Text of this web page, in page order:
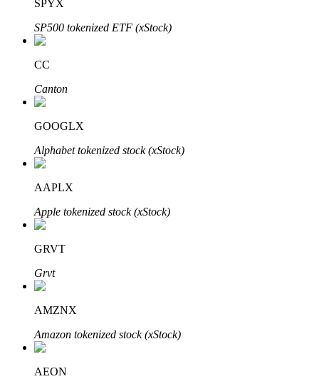
Đầu tư cố định và quản lý tài chính
Tận hưởng việc quản lý tài chính hiện tại và thu nhập lâu dài
Bitrue
SPYX
SP500 tokenized ETF (xStock)
CC
Canton
GOOGLX
Alphabet tokenized stock (xStock)
AAPLX
Apple tokenized stock (xStock)
GRVT
Grvt
AMZNX
Amazon tokenized stock (xStock)
AEON